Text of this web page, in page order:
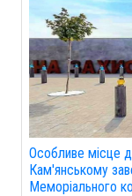
Особливе місце
Кам'янському
Меморіального